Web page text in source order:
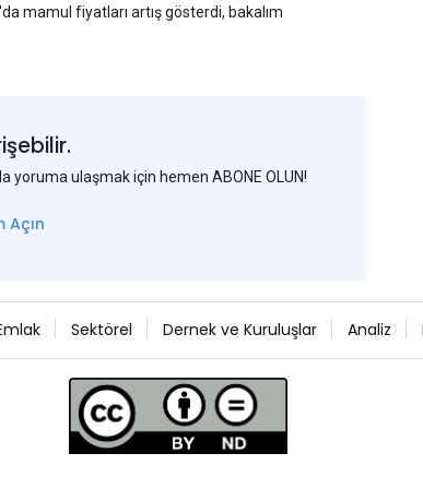
mamul fiyatları artış gösterdi, bakalım
ulaşmak için hemen ABONE OLUN!
Açın
Sektörel Dernek ve Kuruluşlar Analiz